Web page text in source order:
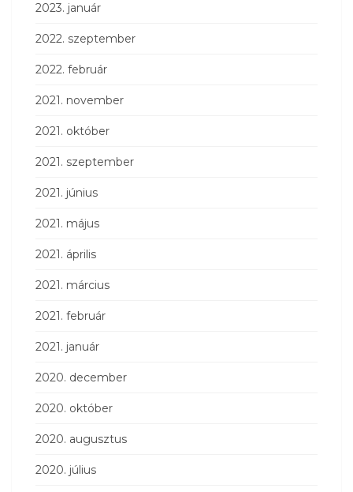
2023. január
2022. szeptember
2022. február
2021. november
2021. október
2021. szeptember
2021. június
2021. május
2021. április
2021. március
2021. február
2021. január
2020. december
2020. október
2020. augusztus
2020. július